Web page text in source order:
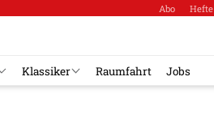
Abo Hefte
Klassiker Raumfahrt Jobs